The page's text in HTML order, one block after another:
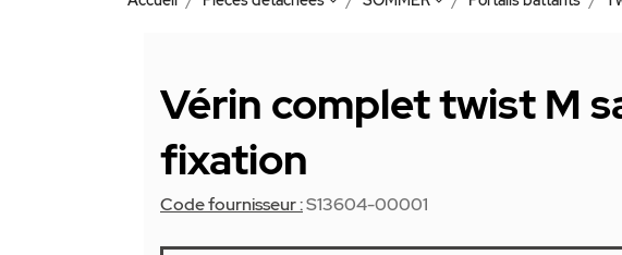
Vérin complet twist M
fixation
Code fournisseur :S13604-00001